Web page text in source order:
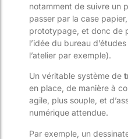
notamment de suivre un
passer par la case
prototypage, et donc de
l’idée du bureau
l’atelier par exemple).
Un véritable système de
en place, de manière à
agile, plus souple, et
numérique attendue.
Par exemple, un